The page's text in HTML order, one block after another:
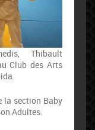
Thibault
Club des Arts
la section Baby
Adultes.